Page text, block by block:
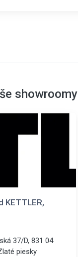
showroomy
KETTLER,
37/D, 831 04
piesky